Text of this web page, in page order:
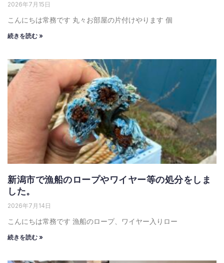
2026年7月15日
こんにちは常務です 丸々お部屋の片付けやります 個
続きを読む »
新潟市で漁船のロープやワイヤー等の処分をしま
した。
2026年7月14日
こんにちは常務です 漁船のロープ、ワイヤー入りロー
続きを読む »